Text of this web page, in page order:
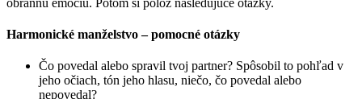
Harmonické manželstvo – pomocné otázky
Čo povedal alebo spravil tvoj partner? Spôsobil to pohľad v
jeho očiach, tón jeho hlasu, niečo, čo povedal alebo
nepovedal?